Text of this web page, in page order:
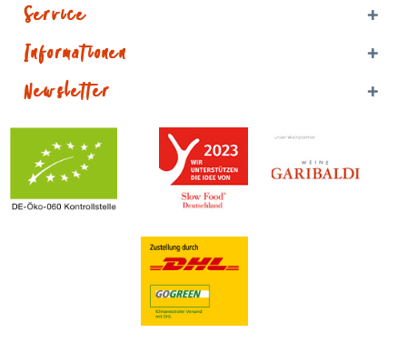
Service
Informationen
Newsletter